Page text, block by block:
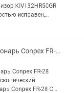
KIVI 32HR50GR
исправен,
без нареканий. В
пульт. Ранее
после...
Кемпинговый фонарь Conpex FR-28
Conpex FR-28
Conpex FR-28 COB